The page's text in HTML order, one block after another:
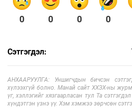
0 0 0 0
Сэтгэгдэл:
АНХААРУУЛГА: Уншигчдын бичсэн
хүлээхгүй болно. Манай сайт ХХЗХ-ны
үг, хэллэгийг хязгаарласан тул Та
хүндэтгэн үзнэ үү. Хэм хэмжээ зөрчсөн